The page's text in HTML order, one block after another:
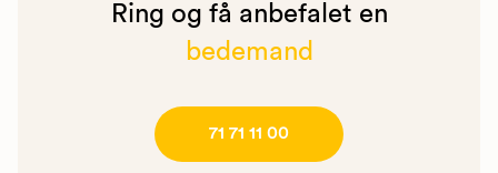
Ring og få anbefalet en
bedemand
71 71 11 00